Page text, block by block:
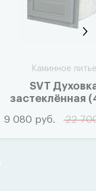
Каминное литье
SVT
застеклённая (
9 080 руб. 22